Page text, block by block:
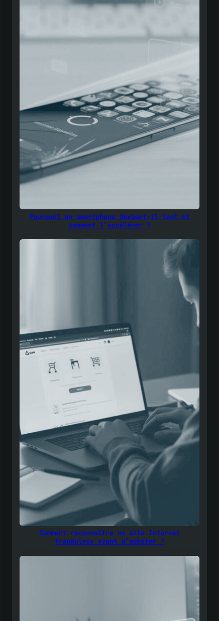
Pourquoi un smartphone devient-il lent et
comment l’accélérer ?
Comment reconnaître un site Internet
frauduleux avant d’acheter ?